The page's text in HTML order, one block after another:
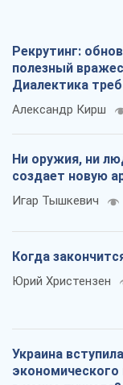
Рекрутинг:
полезный
Диалектика
Александр Кирш
Ни оружия, ни
создает новую
Игар Тышкевич
Когда
Юрий Христензен
Украина
экономического